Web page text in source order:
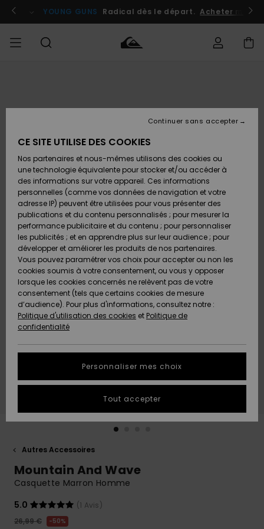
l'information
le
Se connecter / s'inscrire
YOUNG GUNS Radical dès le départ. Acheter
Chaussures
& Tongs
Surf
Snow
Nouveautés
A
Découvrir
Chaussures
& Tongs
Surf
Snow
Nouveautés
A
Découvrir
FEMME
A
Découvrir
Snow
SURF
Surf
Shop
Enfant
Highlights
Communauté
SNOW
Snow
Shop
Enfant
Snow
Shop
Femme
A
Découvrir
Communauté
OUTLET
Enfant
Outlet
Femme
AIDE &
CONTACT
Retours
Paiement
Carte
Cadeau
Quiksilver
Freedom
Protection
des
tailles
conversation
obtenir la
plus rapide
à votre
Démarrer
MAGASINS
QUIKSILVER
Autres Accessoires
Mountain And Wave
Casquette Marron Homme
5.0
(1 Avis)
26,99 €
50%
CE SITE UTILISE DES COOKIES
Nos partenaires et nous-mêmes utilisons des cookies ou
une technologie équivalente pour stocker et/ou accéder à
des informations sur votre appareil. Ces informations
personnelles (comme vos données de navigation et votre
adresse IP) peuvent être utilisées pour vous présenter des
publications et du contenu personnalisés ; pour mesurer la
performance publicitaire et du contenu ; pour personnaliser
les publicités ; et en apprendre plus sur leur audience ; pour
développer et améliorer les produits de nos partenaires.
Vous pouvez paramétrer vos choix pour accepter ou non les
cookies soumis à votre consentement, ou vous y opposer
lorsque les cookies concernés ne relèvent pas de votre
consentement (tels que certains cookies de mesure
d’audience). Pour plus d'informations, consultez notre :
Politique d'utilisation des cookies et Politique de
confidentialité
Personnaliser mes choix
Continuer sans accepter
Tout accepter